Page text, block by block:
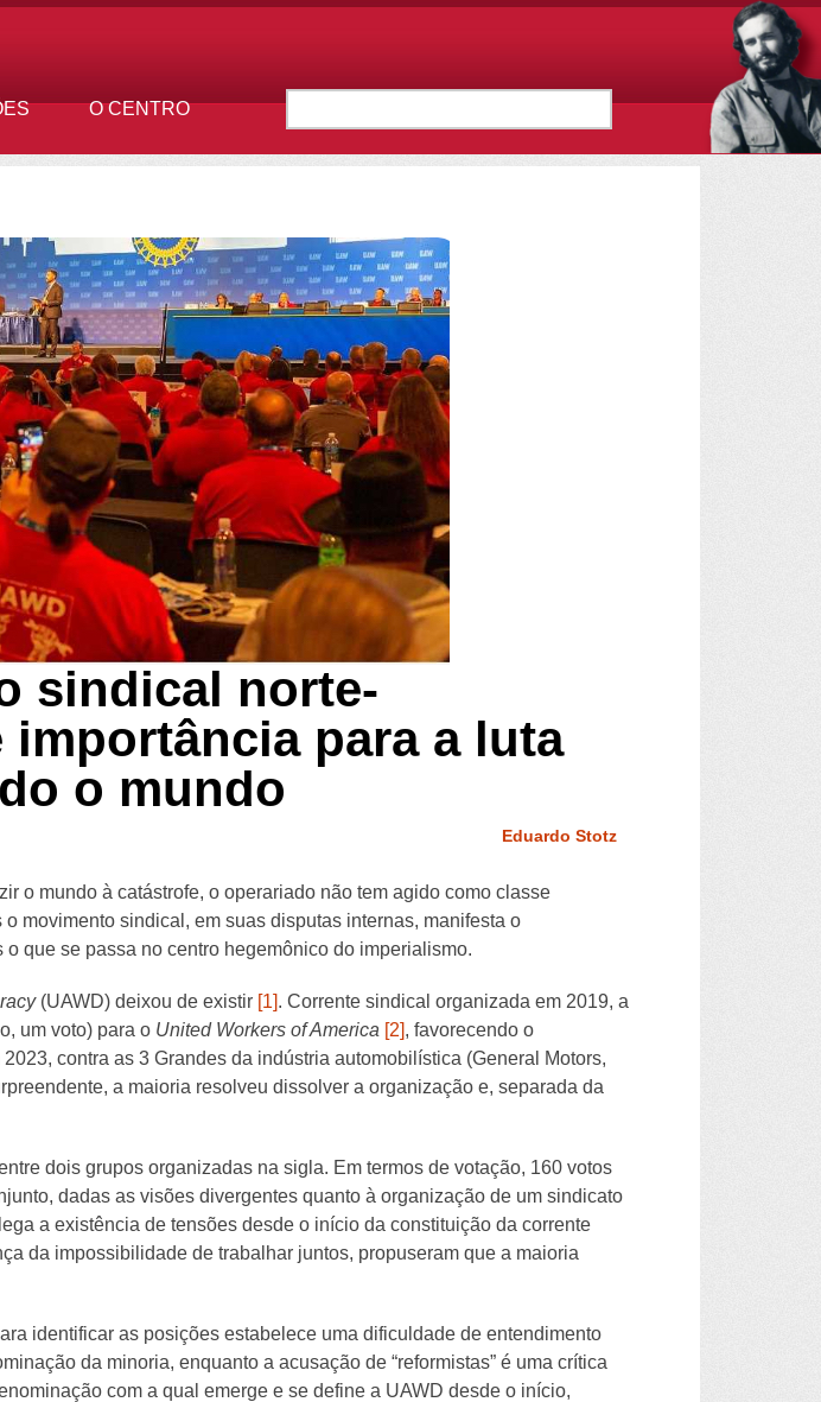
O CENTRO
sindical norte-
para a luta
o mundo
Eduardo Stotz
o mundo à catástrofe, o operariado não tem agido como classe
movimento sindical, em suas disputas internas, manifesta o
que se passa no centro hegemônico do imperialismo.
(UAWD) deixou de existir [1]. Corrente sindical organizada em 2019, a
um voto) para o United Workers of America [2], favorecendo o
contra as 3 Grandes da indústria automobilística (General Motors,
a maioria resolveu dissolver a organização e, separada da
dois grupos organizadas na sigla. Em termos de votação, 160 votos
dadas as visões divergentes quanto à organização de um sindicato
a existência de tensões desde o início da constituição da corrente
da impossibilidade de trabalhar juntos, propuseram que a maioria
identificar as posições estabelece uma dificuldade de entendimento
da minoria, enquanto a acusação de “reformistas” é uma crítica
com a qual emerge e se define a UAWD desde o início,